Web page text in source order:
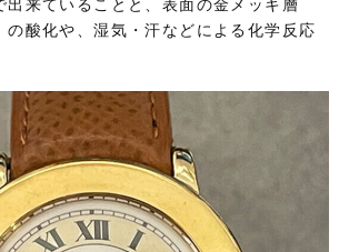
出来ていることと、表面の金メッキ層
の酸化や、湿気・汗などによる化学反応